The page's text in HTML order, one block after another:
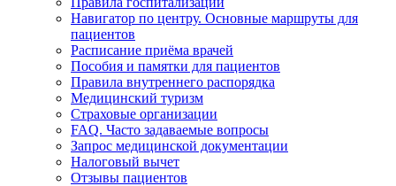
Навигатор по центру. Основные маршруты для
пациентов
Расписание приёма врачей
Пособия и памятки для пациентов
Правила внутреннего распорядка
Медицинский туризм
Страховые организации
FAQ. Часто задаваемые вопросы
Запрос медицинской документации
Налоговый вычет
Отзывы пациентов